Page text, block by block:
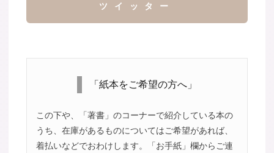
ツイッター
「紙本をご希望の方へ」
この下や、「著書」のコーナーで紹介している本の
うち、在庫があるものについてはご希望があれば、
着払いなどでおわけします。「お手紙」欄からご連